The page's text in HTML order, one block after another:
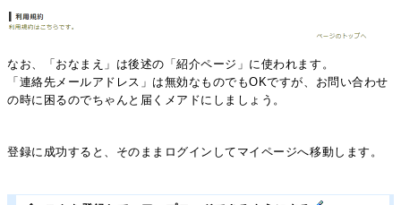
なお、「おなまえ」は後述の「紹介ページ」に使われます。
「連絡先メールアドレス」は無効なものでもOKですが、お問い合わせ
の時に困るのでちゃんと届くメアドにしましょう。
登録に成功すると、そのままログインしてマイページへ移動します。